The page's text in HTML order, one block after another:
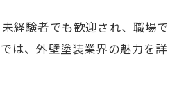
経験者でも歓迎され、職場
は、外壁塗装業界の魅力を